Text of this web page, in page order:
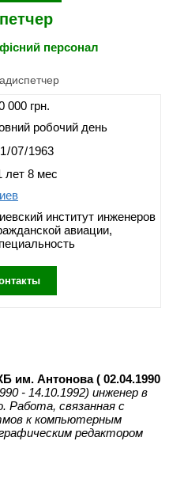
персонал
000 грн.
робочий день
лет 8 мес
институт инженеров
авиации,
им. Антонова ( 02.04.1990
- 14.10.1992) инженер в
Работа, связанная с
к компьютерным
редактором